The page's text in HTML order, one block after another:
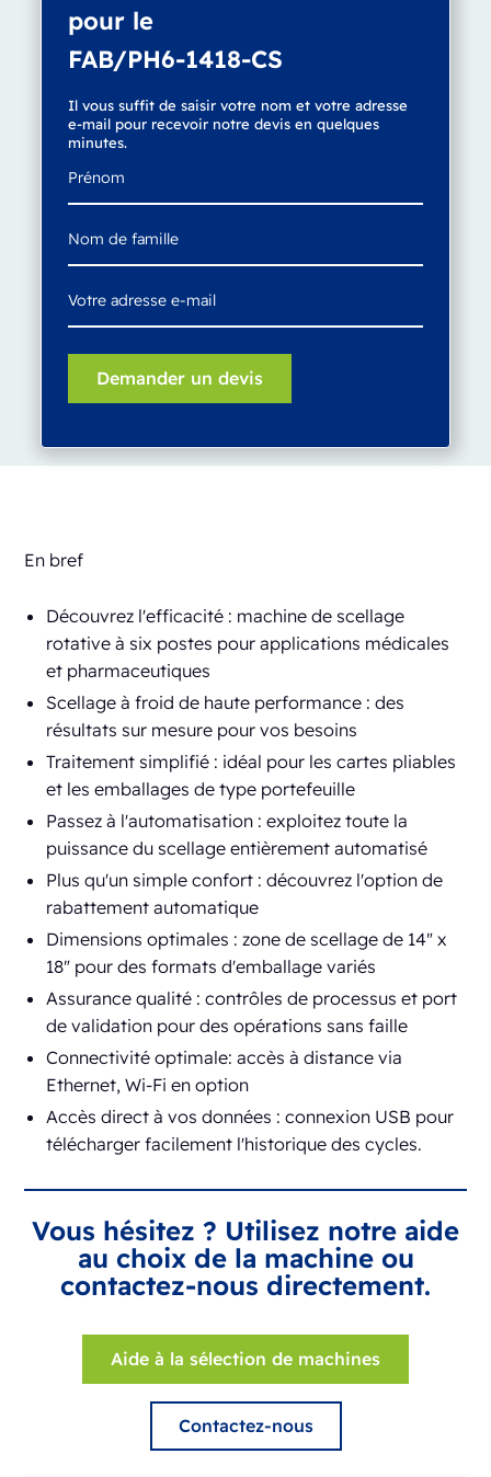
pour le
FAB/PH6-1418-CS
Il vous suffit de saisir votre nom et votre adresse
e-mail pour recevoir notre devis en quelques
minutes.
En bref
Découvrez l'efficacité : machine de scellage
rotative à six postes pour applications médicales
et pharmaceutiques
Scellage à froid de haute performance : des
résultats sur mesure pour vos besoins
Traitement simplifié : idéal pour les cartes pliables
et les emballages de type portefeuille
Passez à l'automatisation : exploitez toute la
puissance du scellage entièrement automatisé
Plus qu'un simple confort : découvrez l'option de
rabattement automatique
Dimensions optimales : zone de scellage de 14" x
18" pour des formats d'emballage variés
Assurance qualité : contrôles de processus et port
de validation pour des opérations sans faille
Connectivité optimale: accès à distance via
Ethernet, Wi-Fi en option
Accès direct à vos données : connexion USB pour
télécharger facilement l'historique des cycles.
Vous hésitez ? Utilisez notre aide
au choix de la machine ou
contactez-nous directement.
Aide à la sélection de machines
Contactez-nous